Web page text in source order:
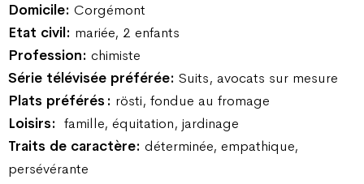
Domicile : Corgémont
Etat civil : mariée, 2 enfants
Profession : chimiste
Série télévisée préférée : Suits, avocats sur mesure
Plats préférés : rösti, fondue au fromage
Loisirs : famille, équitation, jardinage
Traits de caractère : déterminée, empathique,
persévérante